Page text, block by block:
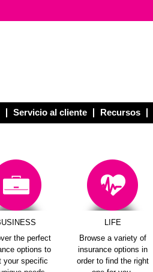
Servicio al cliente Recursos
the perfect
options to
your specific
LIFE
Browse a variety of
insurance options in
order to find the right